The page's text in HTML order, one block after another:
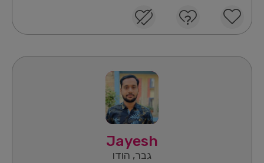
Jayesh
גבר, הודו